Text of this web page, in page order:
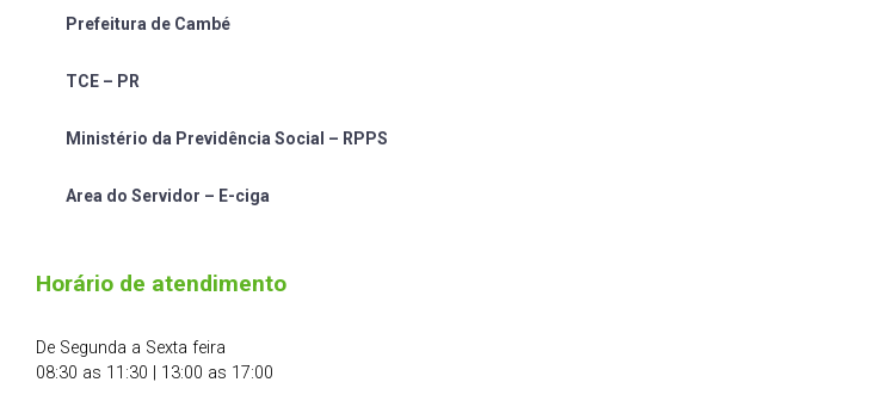
Prefeitura de Cambé
TCE – PR
Ministério da Previdência Social – RPPS
Area do Servidor – E-ciga
Horário de atendimento
De Segunda a Sexta feira
08:30 as 11:30 | 13:00 as 17:00